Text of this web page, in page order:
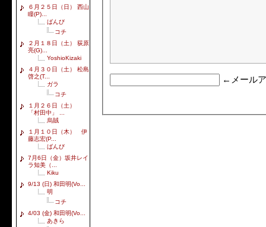
６月２５日（日） 西山
瞳(P)...
ばんび
コチ
２月１８日（土） 荻原
亮(G)...
YoshioKizaki
４月３０日（土） 松島
啓之(T...
ガラ
コチ
１月２６日（土）
「村田中」 ...
烏賊
１月１０日（木） 伊
藤志宏(P...
ばんび
7月6日（金）坂井レイ
ラ知美（...
Kiku
9/13 (日) 和田明(Vo...
明
コチ
4/03 (金) 和田明(Vo...
あきら
←メール